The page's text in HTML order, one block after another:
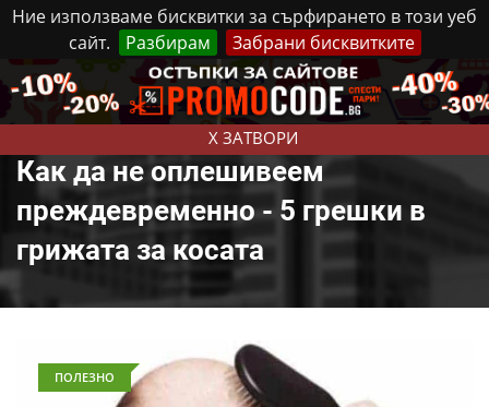
Ние използваме бисквитки за сърфирането в този уеб
сайт.
Разбирам Забрани бисквитките
X ЗАТВОРИ
Четвъртък, 6 Август, 2026 Реклама Контакти
Как да не оплешивеем
преждевременно - 5 грешки в
грижата за косата
ПОЛЕЗНО